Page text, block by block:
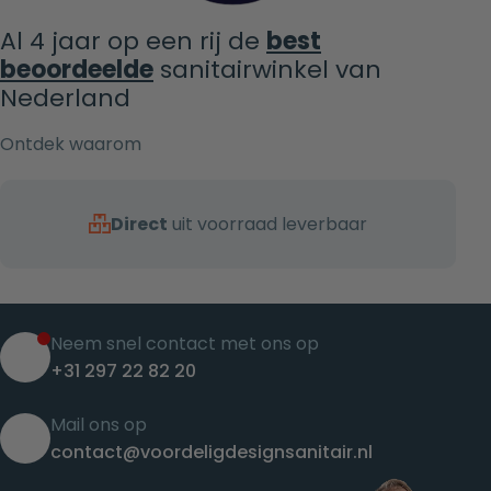
Al 4 jaar op een rij de best
beoordeelde sanitairwinkel van
Nederland
Ontdek waarom
Direct uit voorraad leverbaar
Neem snel contact met ons op
+31 297 22 82 20
Mail ons op
contact@voordeligdesignsanitair.nl